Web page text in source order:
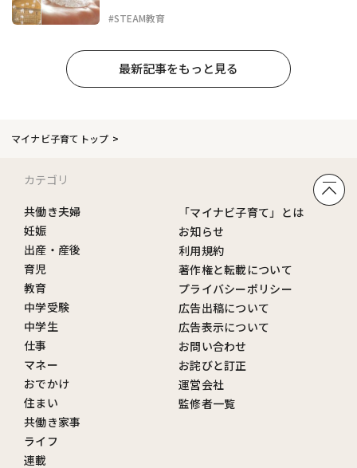
#STEAM教育
最新記事をもっと見る
マイナビ子育てトップ
カテゴリ
共働き夫婦
妊娠
出産・産後
育児
教育
中学受験
中学生
仕事
マネー
おでかけ
住まい
共働き家事
ライフ
連載
「マイナビ子育て」とは
お知らせ
利用規約
著作権と転載について
プライバシーポリシー
広告出稿について
広告表示について
お問い合わせ
お詫びと訂正
運営会社
監修者一覧